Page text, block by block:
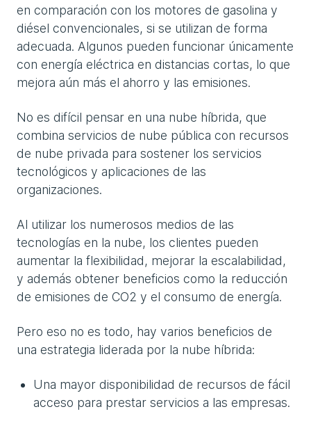
en comparación con los motores de gasolina y
diésel convencionales, si se utilizan de forma
adecuada. Algunos pueden funcionar únicamente
con energía eléctrica en distancias cortas, lo que
mejora aún más el ahorro y las emisiones.
No es difícil pensar en una nube híbrida, que
combina servicios de nube pública con recursos
de nube privada para sostener los servicios
tecnológicos y aplicaciones de las
organizaciones.
Al utilizar los numerosos medios de las
tecnologías en la nube, los clientes pueden
aumentar la flexibilidad, mejorar la escalabilidad,
y además obtener beneficios como la reducción
de emisiones de CO2 y el consumo de energía.
Pero eso no es todo, hay varios beneficios de
una estrategia liderada por la nube híbrida:
Una mayor disponibilidad de recursos de fácil
acceso para prestar servicios a las empresas.